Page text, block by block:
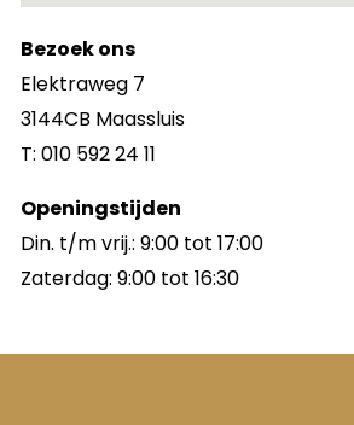
Bezoek ons
Elektraweg 7
3144CB Maassluis
T: 010 592 24 11
Openingstijden
Din. t/m vrij.: 9:00 tot 17:00
Zaterdag: 9:00 tot 16:30